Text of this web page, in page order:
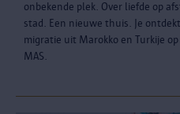
onbekende plek. Over liefde op
stad. Een nieuwe thuis. Je
migratie uit Marokko en Turkije
MAS.